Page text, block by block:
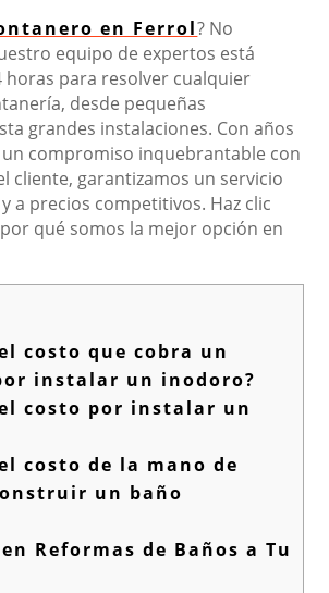
en Ferrol? No
equipo de expertos está
horas para resolver cualquier
desde pequeñas
grandes instalaciones. Con años
un compromiso inquebrantable con
cliente, garantizamos un servicio
a precios competitivos. Haz clic
qué somos la mejor opción en
costo que cobra un
instalar un inodoro?
costo por instalar un
costo de la mano de
un baño
Reformas de Baños a Tu